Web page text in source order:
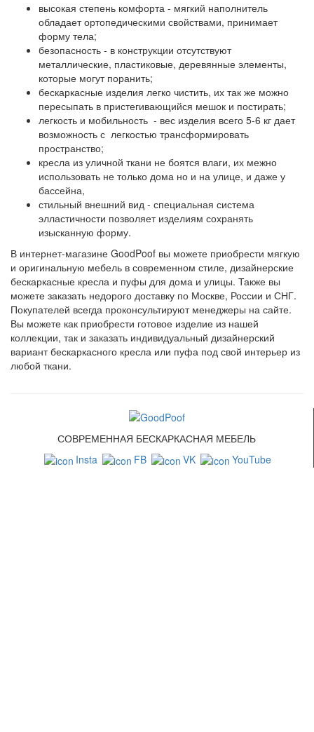
высокая степень комфорта - мягкий наполнитель
обладает ортопедическими свойствами, принимает
форму тела;
безопасность - в конструкции отсутствуют
металлические, пластиковые, деревянные элементы,
которые могут поранить;
бескаркасные изделия легко чистить, их так же можно
пересыпать в пристегивающийся мешок и постирать;
легкость и мобильность - вес изделия всего 5-6 кг дает
возможность с легкостью трансформировать
пространство;
кресла из уличной ткани не боятся влаги, их межно
использовать не только дома но и на улице, и даже у
бассейна,
стильный внешний вид - специальная система
элластичности позволяет изделиям сохранять
изысканную форму.
В интернет-магазине GoodPoof вы можете приобрести мягкую
и оригинальную мебель в современном стиле, дизайнерские
бескаркасные кресла и пуфы для дома и улицы. Также вы
можете заказать недорого доставку по Москве, России и СНГ.
Покупателей всегда проконсультируют менеджеры на сайте.
Вы можете как приобрести готовое изделие из нашей
коллекции, так и заказать индивидуальный дизайнерский
вариант бескаркасного кресла или пуфа под свой интерьер из
любой ткани.
СОВРЕМЕННАЯ БЕСКАРКАСНАЯ МЕБЕЛЬ
Insta
FB VK YouTube